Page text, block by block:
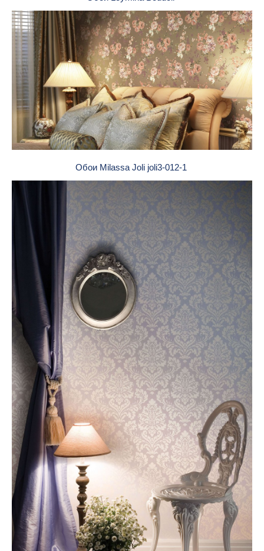
Обои Milassa Joli joli3-012-1